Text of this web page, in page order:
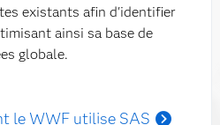
existants afin d'identifier
ainsi sa base de
globale.
le WWF utilise SAS